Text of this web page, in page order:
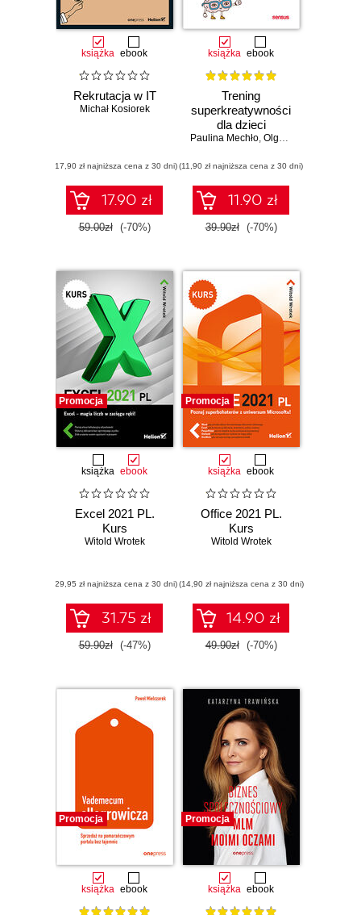
książka ebook
Rekrutacja w IT
Michał Kosiorek
(17,90 zł najniższa cena z 30 dni)
17.90 zł
59.00zł (-70%)
książka ebook
Trening
superkreatywności
dla dzieci
Paulina Mechło, Olga Geppert
(11,90 zł najniższa cena z 30 dni)
11.90 zł
39.90zł (-70%)
Promocja
książka ebook
Excel 2021 PL.
Kurs
Witold Wrotek
(29,95 zł najniższa cena z 30 dni)
31.75 zł
59.90zł (-47%)
Promocja
książka ebook
Office 2021 PL.
Kurs
Witold Wrotek
(14,90 zł najniższa cena z 30 dni)
14.90 zł
49.90zł (-70%)
Promocja
książka ebook
Promocja
książka ebook